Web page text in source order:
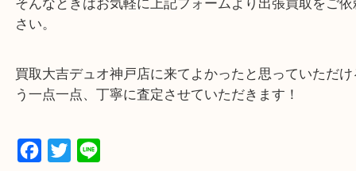
※元旦・毎月第三水曜は除く
・全国1000店舗以上で展開してるからスケールメ
額査定！
・貴金属などのお品物の他にも絵画や骨董品・家電